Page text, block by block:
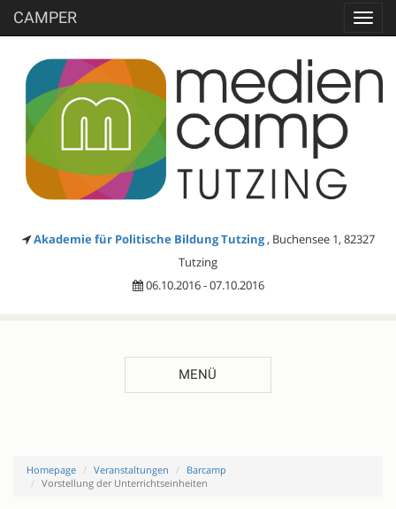
CAMPER
Akademie für Politische Bildung Tutzing , Buchensee 1, 82327
Tutzing
06.10.2016 - 07.10.2016
MENÜ
Homepage Veranstaltungen
Barcamp
Vorstellung der Unterrichtseinheiten